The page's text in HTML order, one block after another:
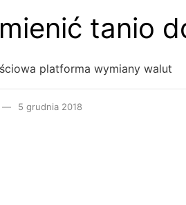
tanio
platforma wymiany walut
5 grudnia 2018